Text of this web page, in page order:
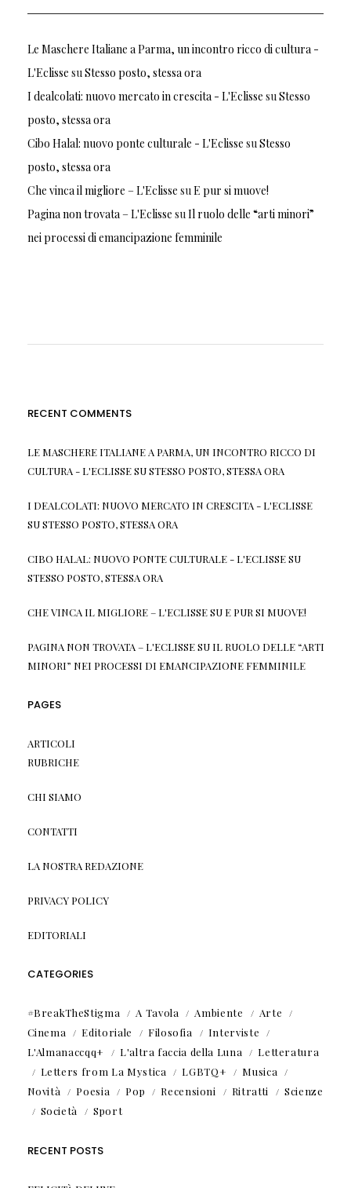
Le Maschere Italiane a Parma, un incontro ricco di cultura -
L'Eclisse suStesso posto, stessa ora
I dealcolati: nuovo mercato in crescita - L'Eclisse suStesso
posto, stessa ora
Cibo Halal: nuovo ponte culturale - L'Eclisse suStesso
posto, stessa ora
Che vinca il migliore – L'Eclisse suE pur si muove!
Pagina non trovata – L'Eclisse suIl ruolo delle “arti minori”
nei processi di emancipazione femminile
RECENT COMMENTS
LE MASCHERE ITALIANE A PARMA, UN INCONTRO RICCO DI
CULTURA - L'ECLISSESUSTESSO POSTO, STESSA ORA
I DEALCOLATI: NUOVO MERCATO IN CRESCITA - L'ECLISSE
SUSTESSO POSTO, STESSA ORA
CIBO HALAL: NUOVO PONTE CULTURALE - L'ECLISSESU
STESSO POSTO, STESSA ORA
CHE VINCA IL MIGLIORE – L'ECLISSESU E PUR SI MUOVE!
PAGINA NON TROVATA – L'ECLISSESU IL RUOLO DELLE “ARTI
MINORI” NEI PROCESSI DI EMANCIPAZIONE FEMMINILE
PAGES
ARTICOLI
RUBRICHE
CHI SIAMO
CONTATTI
LA NOSTRA REDAZIONE
PRIVACY POLICY
EDITORIALI
CATEGORIES
#BreakTheStigma A Tavola Ambiente
Arte
Cinema
Editoriale Filosofia
Interviste
L'Almanaccqq+
L'altra faccia della Luna
Letteratura
Letters from La Mystica
LGBTQ+
Musica
Novità
Poesia Pop Recensioni Ritratti
Scienze
Società
Sport
RECENT POSTS